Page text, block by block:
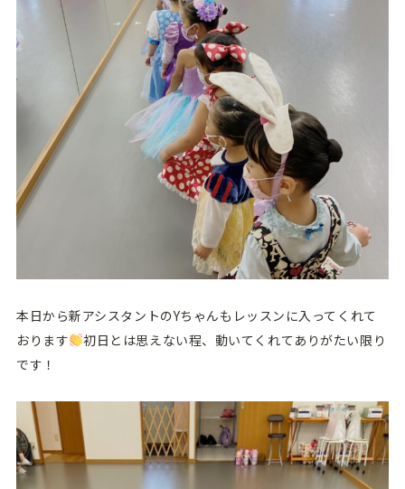
本日から新アシスタントのYちゃんもレッスンに入ってくれて
おります
初日とは思えない程、動いてくれてありがたい限り
です！